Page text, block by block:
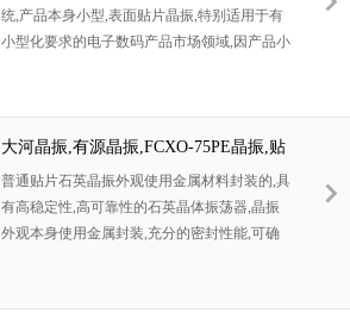
统,产品本身小型,表面贴片晶振,特别适用于有
小型化要求的电子数码产品市场领域,因产品小
品本身可发挥优良的电气特性,满足无铅焊接的
高温回流温度曲线要求
大河晶振,有源晶振,FCXO-75PE晶振,贴
片振荡器
普通贴片石英晶振外观使用金属材料封装的,具
有高稳定性,高可靠性的石英晶体振荡器,晶振
外观本身使用金属封装,充分的密封性能,可确